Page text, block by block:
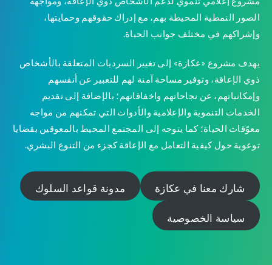
الصور النمطية المحيطة بهم، مع إدراك حقوقهم وحمايتها،
وإشراكهم في مختلف جوانب الحياة.
يهدف مشروع «عكازة» إلى تغيير السرديات المتعلقة بالأشخاص
ذوي الإعاقة، وتوفير مساحة آمنة لهم للتعبير عن أنفسهم
وإمكانياتهم، عن نجاحاتهم واخفاقاتهم؛ بالإضافة إلى تقديم
الخدمات التنموية والإعلامية والأدوات التي تمكنهم من مواجه
معوّقات الحياة؛ كما يتوجه إلى المجتمع المحيط بالمعوقين بقضايا
توعوية حول كيفية التعامل مع الإعاقة كجزء من التنوع البشري.
شارك معنا في عكازة مدونة قواعد السلوك
سياسة الخصوصية